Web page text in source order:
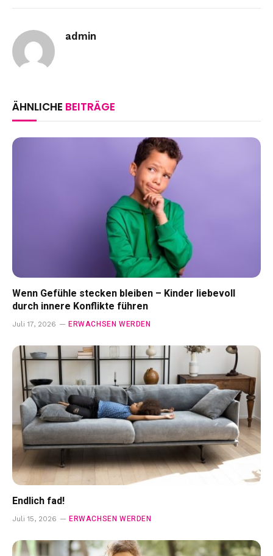
admin
ÄHNLICHE BEITRÄGE
Wenn Gefühle stecken bleiben – Kinder liebevoll
durch innere Konflikte führen
Juli 17, 2026 ERWACHSEN WERDEN
Endlich fad!
Juli 15, 2026 ERWACHSEN WERDEN